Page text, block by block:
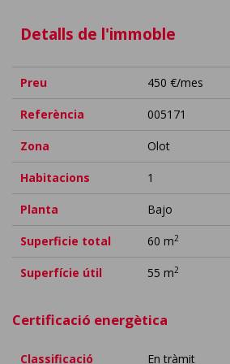
Detalls de l'immoble
Preu 450 €/mes
Referència 005171
Zona Olot
Habitacions 1
Planta Bajo
Superficie total 60 m2
Superfície útil 55 m2
Certificació energètica
Classificació En tràmit